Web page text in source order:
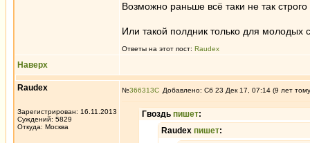
Возможно раньше всё таки не так
Или такой полдник только для молодых
Ответы на этот пост: Raudex
Наверх
Raudex
Зарегистрирован: 16.11.2013
Суждений: 5829
Откуда: Москва
№366313 Добавлено: Сб 23 Дек 17, 07:14 (9 лет
Гвоздь пишет:
Raudex пишет: